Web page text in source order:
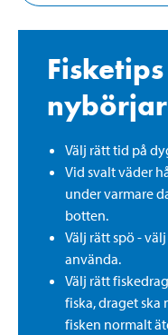
Välj rätt tid på
Vid svalt väder
under varmare
botten.
Välj rätt spö -
använda.
Välj rätt
fiska, draget
fisken normalt